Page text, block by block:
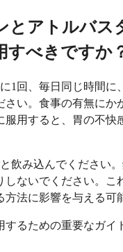
とアトルバス
すべきですか
1回、毎日同じ時間に
さい。食事の有無にか
服用すると、胃の不快
飲み込んでください。
しないでください。こ
法に影響を与える可
するための重要なガイ